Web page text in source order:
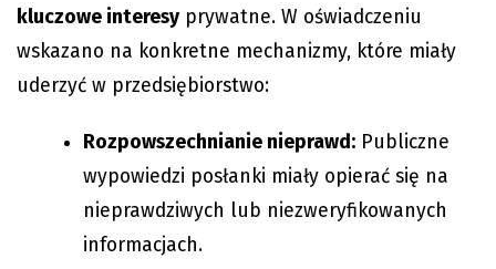
kluczowe interesy prywatne. W oświadczeniu
wskazano na konkretne mechanizmy, które miały
uderzyć w przedsiębiorstwo:
Rozpowszechnianie nieprawd: Publiczne
wypowiedzi posłanki miały opierać się na
nieprawdziwych lub niezweryfikowanych
informacjach.